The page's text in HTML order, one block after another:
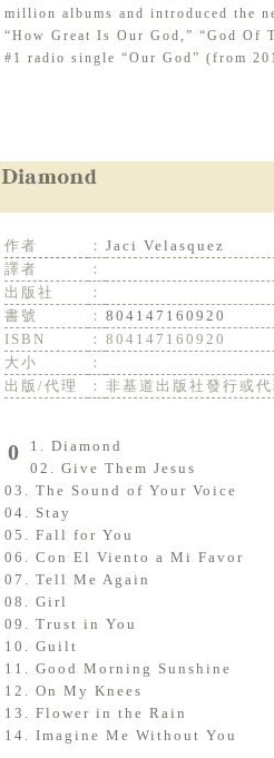
million albums and introduced the
“How Great Is Our God,” “God Of
#1 radio single “Our God” (from
作者 ： Jaci Velasquez
譯者
：
出版社
：
書號
： 804147160920
ISBN
： 804147160920
大小
：
出版/代理
： 非基道出版社發行或
01. Diamond
02. Give Them Jesus
03. The Sound of Your Voice
04. Stay
05. Fall for You
06. Con El Viento a Mi Favor
07. Tell Me Again
08. Girl
09. Trust in You
10. Guilt
11. Good Morning Sunshine
12. On My Knees
13. Flower in the Rain
14. Imagine Me Without You